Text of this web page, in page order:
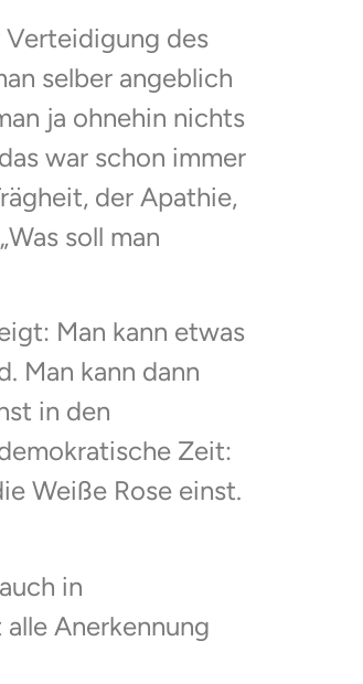
Verteidigung des
selber angeblich
ja ohnehin nichts
war schon immer
der Apathie,
soll man
Man kann etwas
Man kann dann
in den
Zeit:
Weiße Rose einst.
in
Anerkennung